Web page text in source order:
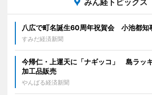
八広で町名誕生60周年祝賀会 小池都知
すみだ経済新聞
今帰仁・上運天に「ナギッコ」 島ラッ
加工品販売
やんばる経済新聞